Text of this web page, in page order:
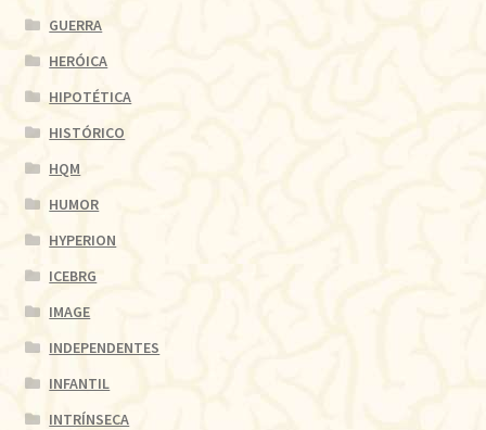
GUERRA
HERÓICA
HIPOTÉTICA
HISTÓRICO
HQM
HUMOR
HYPERION
ICEBRG
IMAGE
INDEPENDENTES
INFANTIL
INTRÍNSECA